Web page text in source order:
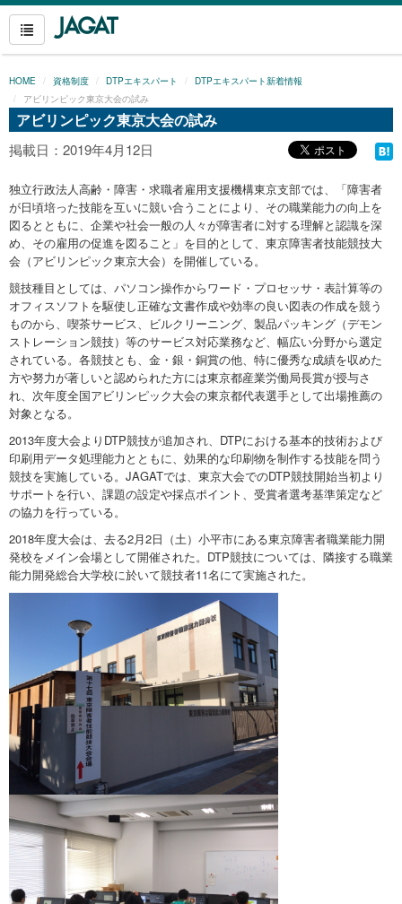
HOME 資格制度 DTPエキスパート
DTPエキスパート新着情報
アビリンピック東京大会の試み
アビリンピック東京大会の試み
掲載日：2019年4月12日
独立行政法人高齢・障害・求職者雇用支援機構東京支部では、「障害者
が日頃培った技能を互いに競い合うことにより、その職業能力の向上を
図るとともに、企業や社会一般の人々が障害者に対する理解と認識を深
め、その雇用の促進を図ること」を目的として、東京障害者技能競技大
会（アビリンピック東京大会）を開催している。
競技種目としては、パソコン操作からワード・プロセッサ・表計算等の
オフィスソフトを駆使し正確な文書作成や効率の良い図表の作成を競う
ものから、喫茶サービス、ビルクリーニング、製品パッキング（デモン
ストレーション競技）等のサービス対応業務など、幅広い分野から選定
されている。各競技とも、金・銀・銅賞の他、特に優秀な成績を収めた
方や努力が著しいと認められた方には東京都産業労働局長賞が授与さ
れ、次年度全国アビリンピック大会の東京都代表選手として出場推薦の
対象となる。
2013年度大会よりDTP競技が追加され、DTPにおける基本的技術および
印刷用データ処理能力とともに、効果的な印刷物を制作する技能を問う
競技を実施している。JAGATでは、東京大会でのDTP競技開始当初より
サポートを行い、課題の設定や採点ポイント、受賞者選考基準策定など
の協力を行っている。
2018年度大会は、去る2月2日（土）小平市にある東京障害者職業能力開
発校をメイン会場として開催された。DTP競技については、隣接する職業
能力開発総合大学校に於いて競技者11名にて実施された。